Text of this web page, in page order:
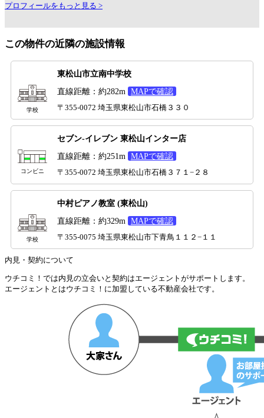
プロフィールをもっと見る >
この物件の近隣の施設情報
学校
東松山市立南中学校
直線距離：約282m MAPで確認
〒355-0072 埼玉県東松山市石橋３３０
コンビニ
セブン-イレブン 東松山インター店
直線距離：約251m MAPで確認
〒355-0072 埼玉県東松山市石橋３７１−２８
学校
中村ピアノ教室 (東松山)
直線距離：約329m MAPで確認
〒355-0075 埼玉県東松山市下青鳥１１２−１１
内見・契約について
ウチコミ！では内見の立会いと契約はエージェントがサポートします。
エージェントとはウチコミ！に加盟している不動産会社です。